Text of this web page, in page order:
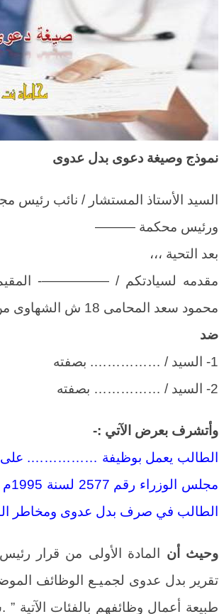
نموذج وصيغة دعوى بدل عدوى
السيد الأستاذ المستشار / نائب رئيس
ورئيس محكمة ———
بعد التحية ،،،
مقدمه لسيادتكم / —————- المقيم
محمود سعد المحامى 18 ش الشهاوى من ش الاتوبيس الجديد /
ضد
1- السيد / ……………. بصفته
2- السيد / …………… بصفته
وأتشرف بعرض الآتي :-
الطالب يعمل بوظيفة …………….
الطالب في صرف بدل عدوى ومخاطر
وحيث أن
تقرير بدل عدوى لجميـع الوظائف